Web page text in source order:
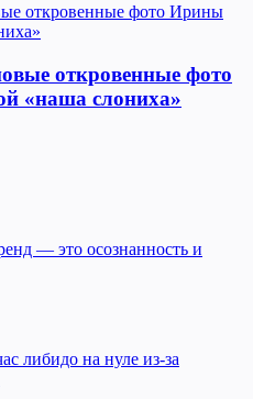
откровенные фото
«наша слониха»
— это осознанность и
либидо на нуле из-за